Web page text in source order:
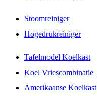
Stoomreiniger
Hogedrukreiniger
Tafelmodel Koelkast
Koel Vriescombinatie
Amerikaanse Koelkast